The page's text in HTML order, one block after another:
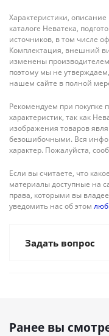
Характеристики,
каталоге Неватека,
источников, в том числе
Комплектация, внешний
изменены
поэтому мы не
нашем сайте в полной
Рекомендуем при
характеристик, так как
изображения товаров
безошибочными. Вся
характер. Пожалуйста,
Если вы считаете, что
материалы доступные на
права, которыми вы
уведомить нас об этом
Задать вопрос
Ранее вы